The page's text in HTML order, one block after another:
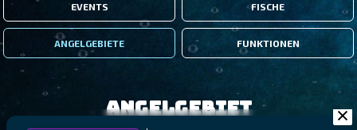
EVENTS FISCHE
ANGELGEBIETE FUNKTIONEN
Angelgebiet